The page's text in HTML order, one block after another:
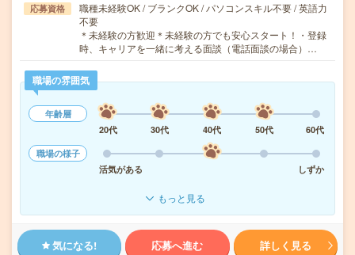
応募資格
職種未経験OK / ブランクOK / パソコンスキル不要 / 英語力
不要
＊未経験の方歓迎＊未経験の方でも安心スタート！・登録
時、キャリアを一緒に考える面談（電話面談の場合）…
職場の雰囲気
年齢層
20代
30代 40代 50代
60代
職場の様子
活気がある
しずか
もっと見る
気になる! 応募へ進む 詳しく見る